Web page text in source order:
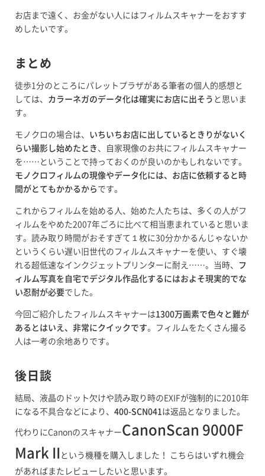
お店まで遠く、お金がない人にはフィルムスキャナーをおすす
めしたいです。
まとめ
徒歩1分のところにパレットプラザがある筆者の個人的感想と
しては、 カラーネガのデータ化は確実にお店に出そう と思いま
す。
モノクロの場合は、 いちいちお店に出しているときりがないく
らい撮影し始めたとき 、自家現像のお共にフィルムスキャナー
を……ということで持っておくのが良いのかもしれないです。
モノクロフィルムの現像やデータ化には、お店に依頼すると時
間がとてもかかるから です。
これからフィルムを始める人、始めた人たちは、多くの人がフ
ィルムをやめた2007年ごろに比べて相当恵まれていると思いま
す。読み取り時間がおそすぎて１枚に30分かかるんじゃないか
というくらい遅い旧世代のフィルムスキャナーを使い、すぐ壊
れる超低速なインクジェットプリンターに耐え……。当時、
フ
ィルム写真を自宅でデジタル作品化するにはおよそ現実的でな
い忍耐が必要でした。
今回ご紹介したフィルムスキャナーは1300万画素で色々と難が
あるとはいえ、非常にクイックです。フィルムをたくさん撮る
人は一考の余地ありです。
後日談
結局、液晶のドット欠けや読み取り時のEXIFが強制的に2010年
になる不具合などにより、 400-SCN041 は返品となりました。
代わりにCanonのスキャナーCanonScan 9000F
Mark II
という機種を購入しました！ こちらはいずれ機会
があればまたレビューしたいと思います。